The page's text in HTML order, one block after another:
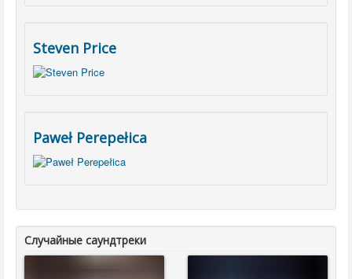
Steven Price
Paweł Perepełica
Случайные саундтреки